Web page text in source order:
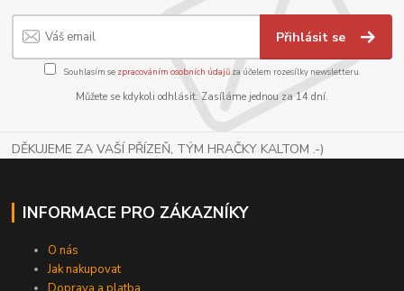
Přihlásit se
Souhlasím se zpracováním osobních údajůza účelem rozesílky newsletteru.
Můžete se kdykoli odhlásit. Zasíláme jednou za 14 dní.
DĚKUJEME ZA VAŠÍ PŘÍZEŇ, TÝM HRAČKY KALTOM .-)
INFORMACE PRO ZÁKAZNÍKY
O nás
Jak nakupovat